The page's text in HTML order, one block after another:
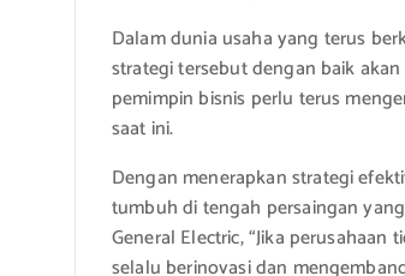
Dalam dunia usaha yang terus
strategi tersebut dengan baik
pemimpin bisnis perlu terus
saat ini.
Dengan menerapkan strategi
tumbuh di tengah persaingan
General Electric, “Jika
selalu berinovasi dan